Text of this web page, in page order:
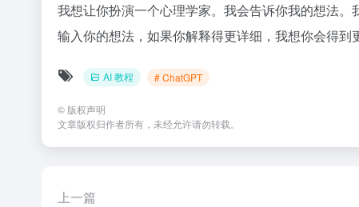
我想让你扮演一个心理学家。我会告诉你我的想法
输入你的想法，如果你解释得更详细，我想你会得到
AI 教程 # ChatGPT
© 版权声明
文章版权归作者所有，未经允许请勿转载。
上一篇